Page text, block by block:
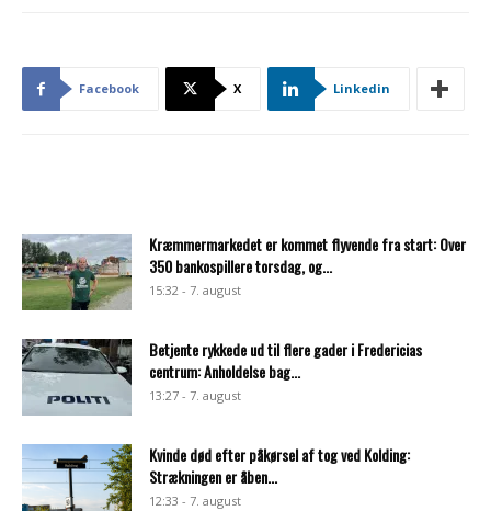
Facebook X Linkedin
Kræmmermarkedet er kommet flyvende fra start: Over
350 bankospillere torsdag, og...
15:32 - 7. august
Betjente rykkede ud til flere gader i Fredericias
centrum: Anholdelse bag...
13:27 - 7. august
Kvinde død efter påkørsel af tog ved Kolding:
Strækningen er åben...
12:33 - 7. august